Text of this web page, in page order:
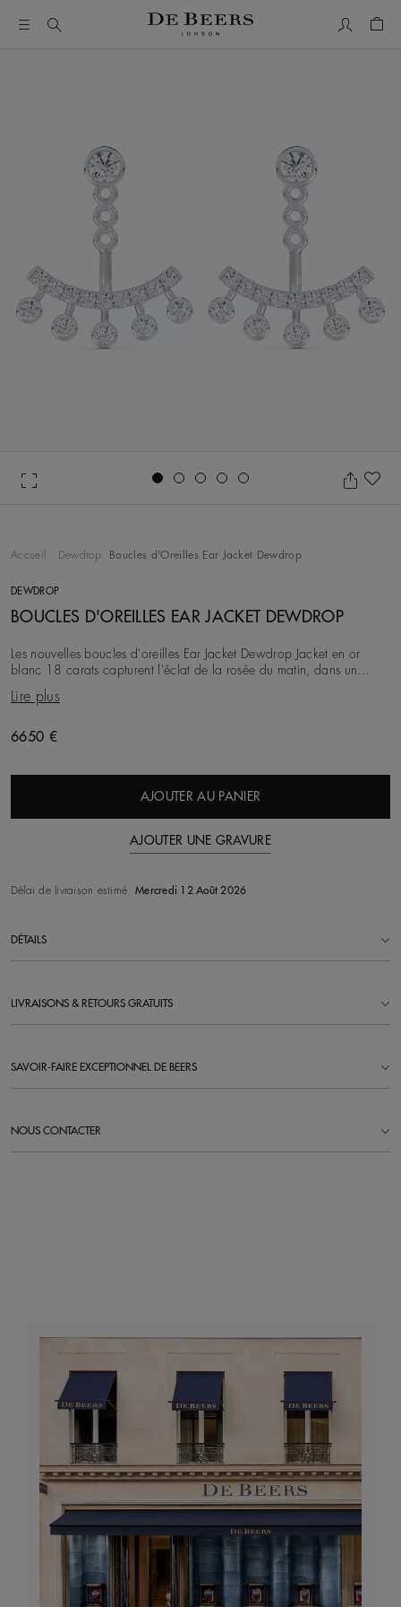
Accueil Dewdrop Boucles d'Oreilles Ear Jacket Dewdrop
DEWDROP
BOUCLES D'OREILLES EAR JACKET DEWDROP
Les nouvelles boucles d'oreilles Ear Jacket Dewdrop Jacket en or
blanc 18 carats capturent l'éclat de la rosée du matin, dans un
design moderne et saisissant. Conçue
Lire plus
Original price
6650 €
AJOUTER AU PANIER
AJOUTER UNE GRAVURE
Délai de livraison estimé Mercredi 12 Août 2026
DÉTAILS
LIVRAISONS & RETOURS GRATUITS
SAVOIR-FAIRE EXCEPTIONNEL DE BEERS
NOUS CONTACTER